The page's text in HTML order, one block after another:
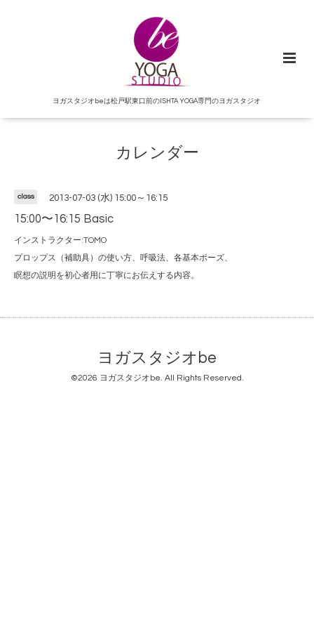
ヨガスタジオbeは松戸駅東口前のISHTA YOGA専門のヨガスタジオ
カレンダー
class 2013-07-03 (水) 15:00～16:15
15:00〜16:15 Basic
インストラクター:TOMO
プロップス（補助具）の使い方、呼吸法、各基本ポーズ、
瞑想の説明を初心者用に丁寧にお伝えする内容。
ヨガスタジオbe
©2026 ヨガスタジオbe. All Rights Reserved.